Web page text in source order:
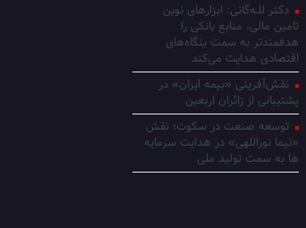
دکتر للـه‌گانی: ابزارهای نوین
تامین مالی، منابع بانکی را
هدفمندتر به سمت بنگاه‌های
اقتصادی هدایت می‌کند
نقش‌آفرینی «بیمه ایران» در
پشتیبانی از زائران اربعین
توسعه صنعت در سکوت؛ نقش
«نیما نوراللهی» در هدایت سرمایه
ها به سمت تولید ملی